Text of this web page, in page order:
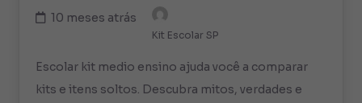
10 meses atrás
Kit Escolar SP
Escolar kit medio ensino ajuda você a comparar
kits e itens soltos. Descubra mitos, verdades e